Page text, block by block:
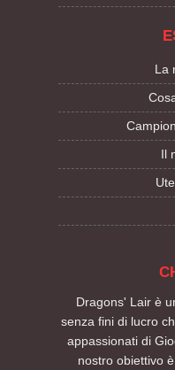
La
Il
Dragons' Lair è
senza fini di lucro
appassionati di
nostro obiettivo